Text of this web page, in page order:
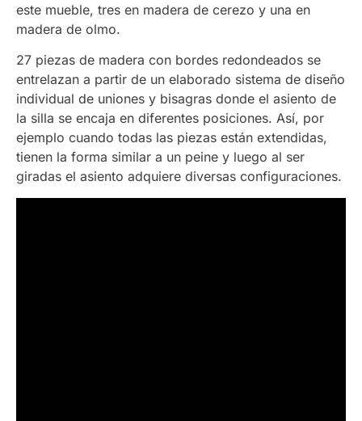
este mueble, tres en madera de cerezo y una en
madera de olmo.
27 piezas de madera con bordes redondeados se
entrelazan a partir de un elaborado sistema de diseño
individual de uniones y bisagras donde el asiento de
la silla se encaja en diferentes posiciones. Así, por
ejemplo cuando todas las piezas están extendidas,
tienen la forma similar a un peine y luego al ser
giradas el asiento adquiere diversas configuraciones.